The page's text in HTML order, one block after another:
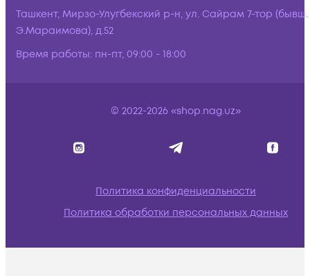
Ташкент, Мирзо-Улугбекский р-н, ул. Сайрам 7-тор (бывш.
Э.Мараимова), д.52
Время работы: пн-пт, 09:00 - 18:00
© 2022-2026 «shop.nag.uz»
Политика конфиденциальности
Политика обработки персональных данных